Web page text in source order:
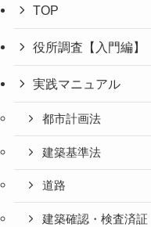
TOP
役所調査【入門編】
実践マニュアル
都市計画法
建築基準法
道路
建築確認・検査済証